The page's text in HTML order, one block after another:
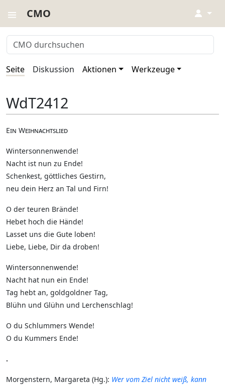
CMO ↓
Seite Diskussion Aktionen Werkzeuge
WdT2412
Ein Weihnachtslied
Wintersonnenwende!
Nacht ist nun zu Ende!
Schenkest, göttliches Gestirn,
neu dein Herz an Tal und Firn!
O der teuren Brände!
Hebet hoch die Hände!
Lasset uns die Gute loben!
Liebe, Liebe, Dir da droben!
Wintersonnenwende!
Nacht hat nun ein Ende!
Tag hebt an, goldgoldner Tag,
Blühn und Glühn und Lerchenschlag!
O du Schlummers Wende!
O du Kummers Ende!
.
Morgenstern, Margareta (Hg.): Wer vom Ziel nicht weiß, kann